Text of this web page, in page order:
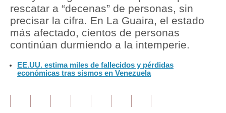
Tu Dinero
Finanzas Personales
Plus G
Opinión
rescatar a “decenas” de personas, sin
precisar la cifra. En La Guaira, el estado
más afectado, cientos de personas
continúan durmiendo a la intemperie.
EE.UU. estima miles de fallecidos y pérdidas
económicas tras sismos en Venezuela